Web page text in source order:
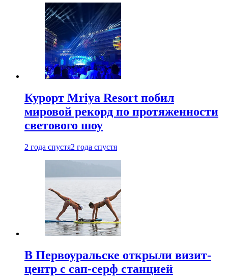
Курорт Mriya Resort побил
мировой рекорд по протяженности
светового шоу
2 года спустя2 года спустя
В Первоуральске открыли визит-
центр с сап-серф станцией